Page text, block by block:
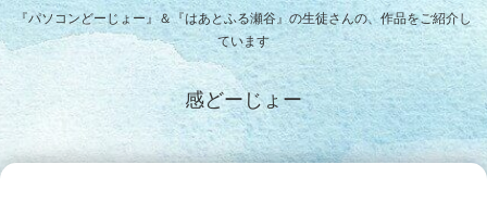
『パソコンどーじょー』＆『はあとふる瀬谷』の生徒さんの、作品をご紹介し
ています
感どーじょー